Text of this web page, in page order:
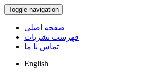
Toggle navigation
صفحه اصلی
فهرست نشریات
تماس با ما
English